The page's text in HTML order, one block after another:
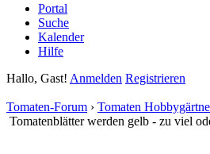
Portal
Suche
Kalender
Hilfe
Hallo, Gast! Anmelden Registrieren
Tomaten-Forum › Tomaten
Tomatenblätter werden gelb - zu viel